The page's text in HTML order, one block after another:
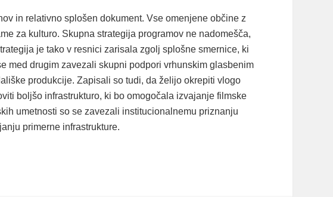
in relativno splošen dokument. Vse omenjene občine z
za kulturo. Skupna strategija programov ne nadomešča,
je tako v resnici zarisala zgolj splošne smernice, ki
med drugim zavezali skupni podpori vrhunskim glasbenim
produkcije. Zapisali so tudi, da želijo okrepiti vlogo
boljšo infrastrukturo, ki bo omogočala izvajanje filmske
umetnosti so se zavezali institucionalnemu priznanju
primerne infrastrukture.